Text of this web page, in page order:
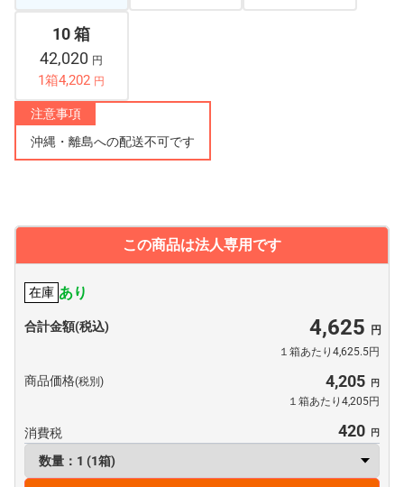
10 箱
42,020 円
1箱4,202 円
注意事項
沖縄・離島への配送不可です
この商品は法人専用です
在庫 あり
合計金額(税込) 4,625
１箱あたり4,625.5円
商品価格(税別) 4,205
１箱あたり4,205円
消費税 420